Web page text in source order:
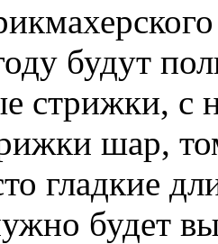
будут
стрижки, с
шар,
гладкие
будет